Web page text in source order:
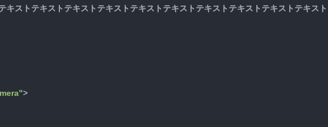
キストテキストテキストテキストテキストテキストテキストテキストテキストテキ
>